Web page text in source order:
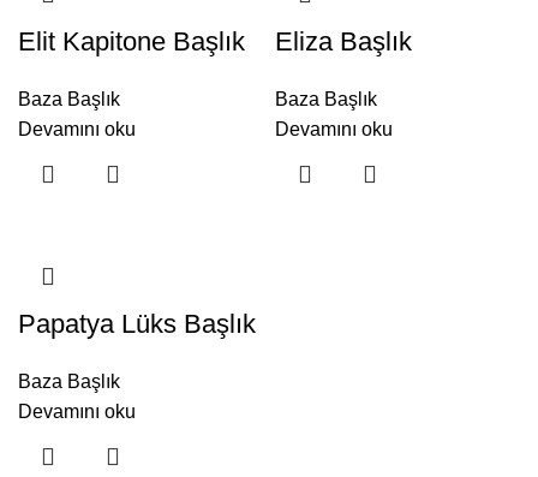
Elit Kapitone Başlık
Baza Başlık
Devamını oku
Eliza Başlık
Baza Başlık
Devamını oku
Papatya Lüks Başlık
Baza Başlık
Devamını oku